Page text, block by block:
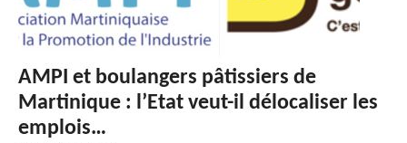
AMPI et boulangers pâtissiers de
Martinique : l’Etat veut-il délocaliser les
emplois…